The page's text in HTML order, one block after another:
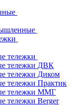
тележки
тележки ДВК
тележки Диком
тележки Практик
тележки ММГ
тележки Berger